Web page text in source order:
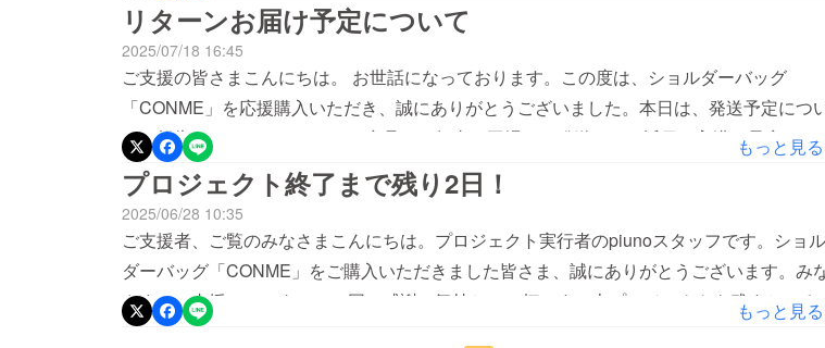
経過してもお届けが無い場合は、お手数ですがご連絡いただけますようお願いいたします。
また、万が一、初期不良等ございましたらお気軽にお問い合わせいただけますようお願いい
たします。敏速に対応させていただきます。piunoでは、今後も新製品のプロジェクトを準
備中でございますので、是非、今後の活動も公式サイトにてチェックいただけると幸いで
す。改めまして、皆さまの暖かいご支援にスタッフ一同、心より感謝申し上げます。本当
ありがとうございました。今後ともどうぞよろしくお願いいたします。スタッフ一同piuno
公式サイトはこちら
リターンお届け予定について
2025/07/18 16:45
ご支援の皆さまこんにちは。 お世話になっております。この度は、ショルダーバッグ
「CONME」を応援購入いただき、誠にありがとうございました。本日は、発送予定につ
てご報告させていただきます。商品は、無事に工場より発送され、近日の入港を予定して
り、輸入業務通関、及び第三者検品を行い、7月25日(金)～26日(土)に、皆さまへクロネコ
ヤマト宅配便で発送予定でございます。 この度は、長らくお待ちいただきありがとうござ
いました。 お届けまでもうしばらくお待ち下さいませ。 発送後、改めて発送完了のご報告
をさせていただきます。 どうぞ宜しくお願い致します。ありがとうございました。スタッ
フ一同
もっと見る
プロジェクト終了まで残り2日！
2025/06/28 10:35
ご支援者、ご覧のみなさまこんにちは。プロジェクト実行者のpiunoスタッフです。ショル
ダーバッグ「CONME」をご購入いただきました皆さま、誠にありがとうございます。み
さまのご支援に、スタッフ一同、感謝の気持ちで一杯です。本プロジェクトも残すところ
と2日！となりました。ご検討中の皆さまは、6月30日23：59にて受付終了となりますの
もっと見る